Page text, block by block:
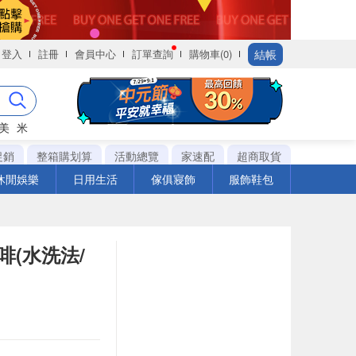
登入 註冊 會員中心 訂單查詢 購物車(0) 結帳
米
銷
整箱購划算 活動總覽 家速配
超商取貨
閒娛樂
日用生活 傢俱寢飾 服飾鞋包
(水洗法/